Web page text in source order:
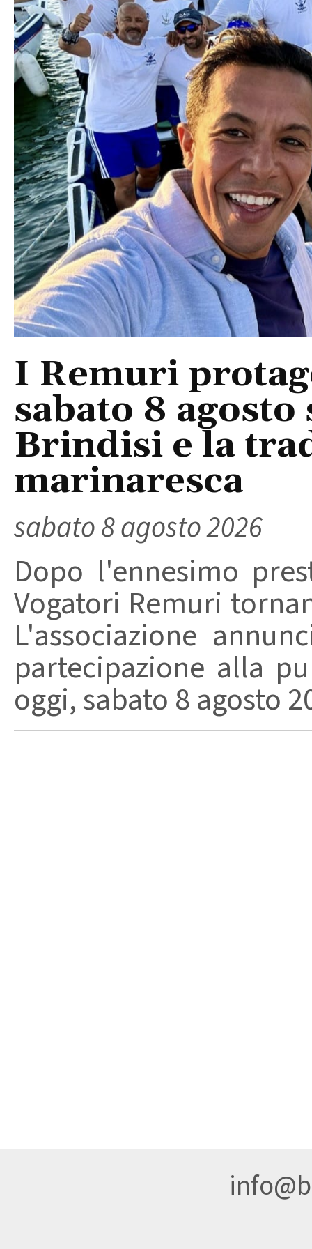
I Remuri
sabato 8
Brindisi e la
marinaresca
sabato 8 agosto 2026
Dopo l'ennesimo
Vogatori Remuri
L'associazione
partecipazione alla
oggi, sabato 8 agosto